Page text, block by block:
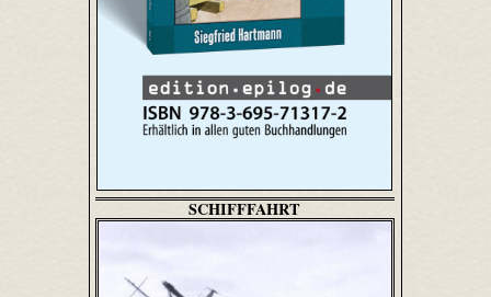
SCHIFFFAHRT